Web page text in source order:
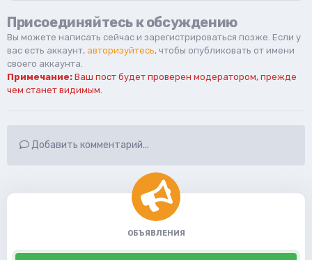
Присоединяйтесь к обсуждению
Вы можете написать сейчас и зарегистрироваться позже. Если у
вас есть аккаунт, авторизуйтесь, чтобы опубликовать от имени
своего аккаунта.
Примечание: Ваш пост будет проверен модератором, прежде
чем станет видимым.
Добавить комментарий...
ОБЪЯВЛЕНИЯ